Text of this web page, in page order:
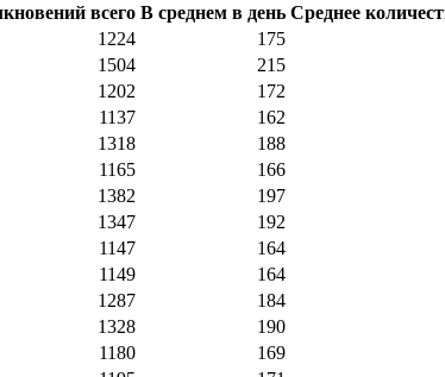
всего В среднем в день Среднее
1224 175
1504 215
1202 172
1137 162
1318 188
1165 166
1382 197
1347 192
1147 164
1149 164
1287 184
1328 190
1180 169